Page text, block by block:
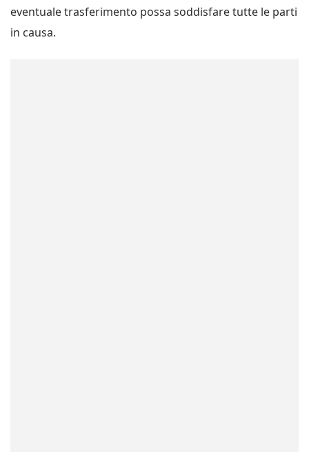
eventuale trasferimento possa soddisfare tutte le parti
in causa.